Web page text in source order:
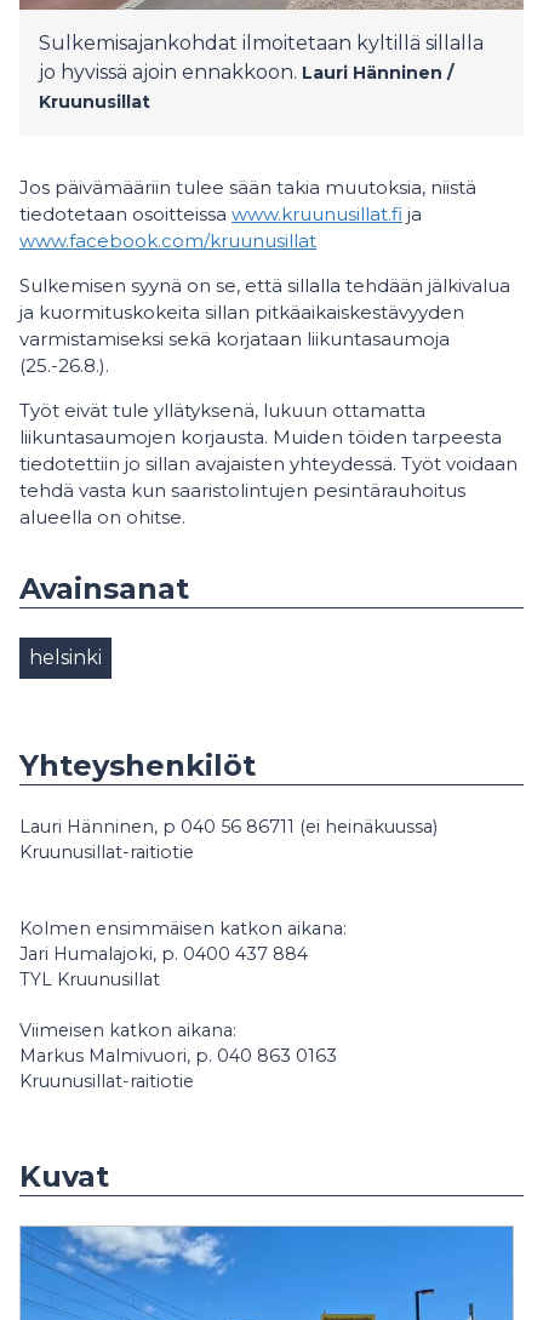
Sulkemisajankohdat ilmoitetaan kyltillä sillalla
jo hyvissä ajoin ennakkoon. Lauri Hänninen /
Kruunusillat
Jos päivämääriin tulee sään takia muutoksia, niistä
tiedotetaan osoitteissa www.kruunusillat.fi ja
www.facebook.com/kruunusillat
Sulkemisen syynä on se, että sillalla tehdään jälkivalua
ja kuormituskokeita sillan pitkäaikaiskestävyyden
varmistamiseksi sekä korjataan liikuntasaumoja
(25.-26.8.).
Työt eivät tule yllätyksenä, lukuun ottamatta
liikuntasaumojen korjausta. Muiden töiden tarpeesta
tiedotettiin jo sillan avajaisten yhteydessä. Työt voidaan
tehdä vasta kun saaristolintujen pesintärauhoitus
alueella on ohitse.
Avainsanat
helsinki
Yhteyshenkilöt
Lauri Hänninen, p 040 56 86711 (ei heinäkuussa)
Kruunusillat-raitiotie
Kolmen ensimmäisen katkon aikana:
Jari Humalajoki, p. 0400 437 884
TYL Kruunusillat
Viimeisen katkon aikana:
Markus Malmivuori, p. 040 863 0163
Kruunusillat-raitiotie
Kuvat